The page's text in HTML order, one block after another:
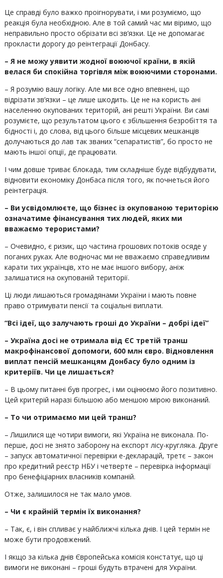
Це справді було важко проігнорувати, і ми розуміємо, що
реакція була необхідною. Але в той самий час ми віримо, що
неправильно просто обрізати всі зв’язки. Це не допомагає
прокласти дорогу до реінтеграції Донбасу.
– Я не можу уявити жодної воюючої країни, в якій
велася би спокійна торгівля між воюючими сторонами.
– Я розумію вашу логіку. Але ми все одно впевнені, що
відрізати зв’язки – це лише шкодить. Це не на користь ані
населенню окупованих територій, ані решті України. Ви самі
розумієте, що результатом цього є збільшення безробіття та
бідності і, до слова, від цього більше місцевих мешканців
долучаються до лав так званих “сепаратистів”, бо просто не
мають іншої опції, де працювати.
І чим довше триває блокада, тим складніше буде відбудувати,
відновити економіку Донбаса після того, як почнеться його
реінтеграція.
– Ви усвідомлюєте, що бізнес із окупованою територією
означатиме фінансування тих людей, яких ми
вважаємо терористами?
– Очевидно, є ризик, що частина грошових потоків осяде у
поганих руках. Але водночас ми не вважаємо справедливим
карати тих українців, хто не має іншого вибору, аніж
залишатися на окупованій території.
Ці люди лишаються громадянами України і мають повне
право отримувати пенсії та соціальні виплати.
“Всі ідеї, що залучають гроші до України – добрі ідеї”
– Україна досі не отримала від ЄС третій транш
макрофінансової допомоги, 600 млн євро. Відновлення
виплат пенсій мешканцям Донбасу було одним із
критеріїв. Чи це лишається?
– В цьому питанні був прогрес, і ми оцінюємо його позитивно.
Цей критерій наразі більшою або меншою мірою виконаний.
– То чи отримаємо ми цей транш?
– Лишилися ще чотири вимоги, які Україна не виконала. По-
перше, досі не знято заборону на експорт лісу-кругляка. Друге
– запуск автоматичної перевірки е-декларацій, третє – закон
про кредитний реєстр НБУ і четверте – перевірка інформації
про бенефіціарних власників компаній.
Отже, залишилося не так мало умов.
– Чи є крайній термін їх виконання?
– Так, є, і він спливає у найближчі кілька днів. І цей термін не
може бути продовжений.
І якщо за кілька днів Європейська комісія констатує, що ці
вимоги не виконані – гроші будуть втрачені для України.